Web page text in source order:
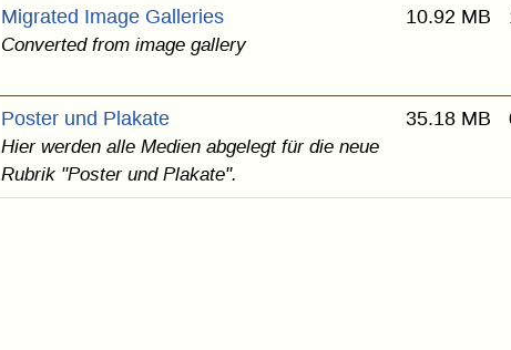
Migrated Image Galleries
Converted from image gallery
10.92 MB
Poster und Plakate
Hier werden alle Medien abgelegt für die neue
Rubrik "Poster und Plakate".
35.18 MB